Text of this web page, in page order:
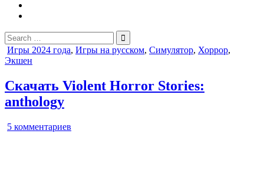
Search
for:
Posted
in
Игры 2024 года, Игры на русском, Симулятор, Хоррор,
Экшен
Скачать Violent Horror Stories:
anthology
5 комментариев